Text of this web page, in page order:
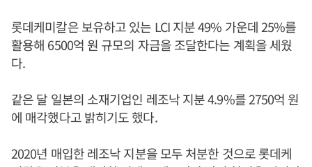
롯데케미칼은 보유하고 있는 LCI 지분 49% 가운데 25%를
활용해 6500억 원 규모의 자금을 조달한다는 계획을 세웠
다.
같은 달 일본의 소재기업인 레조낙 지분 4.9%를 2750억 원
에 매각했다고 밝히기도 했다.
2020년 매입한 레조낙 지분을 모두 처분한 것으로 롯데케